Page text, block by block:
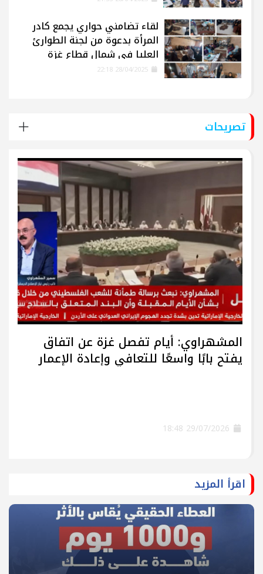
لقاء تضامني حواري يجمع كادر
المرأة بدعوة من لجنة الطوارئ
العليا في شمال قطاع غزة
تصريحات
المشهراوي: أيام تفصل غزة عن اتفاق
يفتح بابًا واسعًا للتعافي وإعادة الإعمار
اقرأ المزيد